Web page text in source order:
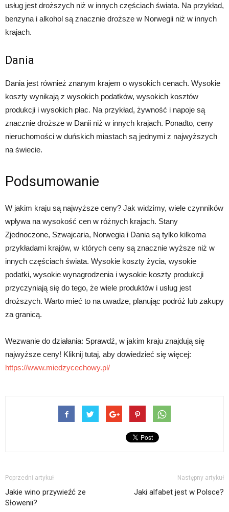
usług jest droższych niż w innych częściach świata. Na przykład,
benzyna i alkohol są znacznie droższe w Norwegii niż w innych
krajach.
Dania
Dania jest również znanym krajem o wysokich cenach. Wysokie
koszty wynikają z wysokich podatków, wysokich kosztów
produkcji i wysokich płac. Na przykład, żywność i napoje są
znacznie droższe w Danii niż w innych krajach. Ponadto, ceny
nieruchomości w duńskich miastach są jednymi z najwyższych
na świecie.
Podsumowanie
W jakim kraju są najwyższe ceny? Jak widzimy, wiele czynników
wpływa na wysokość cen w różnych krajach. Stany
Zjednoczone, Szwajcaria, Norwegia i Dania są tylko kilkoma
przykładami krajów, w których ceny są znacznie wyższe niż w
innych częściach świata. Wysokie koszty życia, wysokie
podatki, wysokie wynagrodzenia i wysokie koszty produkcji
przyczyniają się do tego, że wiele produktów i usług jest
droższych. Warto mieć to na uwadze, planując podróż lub zakupy
za granicą.
Wezwanie do działania: Sprawdź, w jakim kraju znajdują się
najwyższe ceny! Kliknij tutaj, aby dowiedzieć się więcej:
https://www.miedzycechowy.pl/
Poprzedni artykuł
Jakie wino przywieźć ze
Słowenii?
Następny artykuł
Jaki alfabet jest w Polsce?